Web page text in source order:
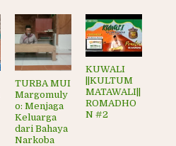
TURBA MUI
Margomuly
o: Menjaga
Keluarga
dari Bahaya
Narkoba
KUWALI
||KULTUM
MATAWALI||
ROMADHO
N #2